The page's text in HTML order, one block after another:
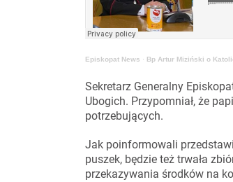
Episkopat News · Bp Artur Miziński o
Sekretarz Generalny
Ubogich. Przypomniał, że
potrzebujących.
Jak poinformowali
puszek, będzie też trwała
przekazywania środków na